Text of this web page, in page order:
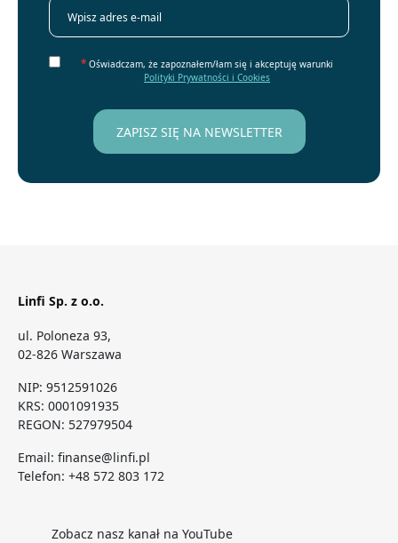
* Oświadczam, że zapoznałem/łam się i akceptuję warunki
Polityki Prywatności i Cookies
Linfi Sp. z o.o.
ul. Poloneza 93,
02-826 Warszawa
NIP: 9512591026
KRS: 0001091935
REGON: 527979504
Email: finanse@linfi.pl
Telefon: +48 572 803 172
Zobacz nasz kanał na YouTube